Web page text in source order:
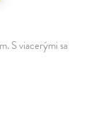
S viacerými sa